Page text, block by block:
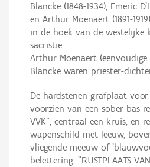
Blancke (1848-1934), Emeric
en Arthur Moenaert (1891-
in de hoek van de westelijke
sacristie.
Arthur Moenaert (eenvoudige
Blancke waren priester-
De hardstenen grafplaat voor
voorzien van een sober bas-
VVK", centraal een kruis, en
wapenschild met leeuw,
vliegende meeuw of
belettering: "RUSTPLAATS